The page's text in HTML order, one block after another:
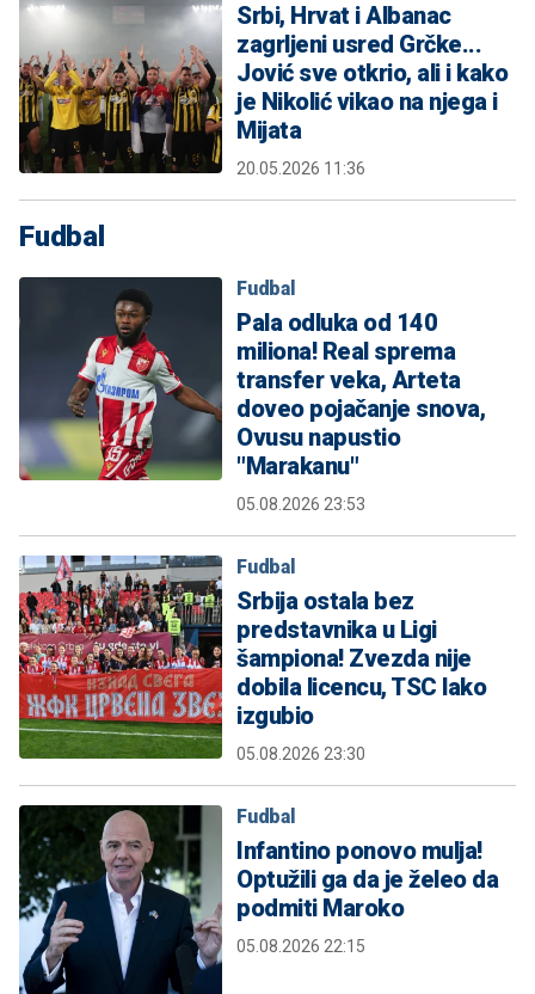
Srbi, Hrvat i Albanac
zagrljeni usred Grčke...
Jović sve otkrio, ali i kako
je Nikolić vikao na njega i
Mijata
20.05.2026 11:36
Fudbal
Fudbal
Pala odluka od 140
miliona! Real sprema
transfer veka, Arteta
doveo pojačanje snova,
Ovusu napustio
"Marakanu"
05.08.2026 23:53
Fudbal
Srbija ostala bez
predstavnika u Ligi
šampiona! Zvezda nije
dobila licencu, TSC lako
izgubio
05.08.2026 23:30
Fudbal
Infantino ponovo mulja!
Optužili ga da je želeo da
podmiti Maroko
05.08.2026 22:15